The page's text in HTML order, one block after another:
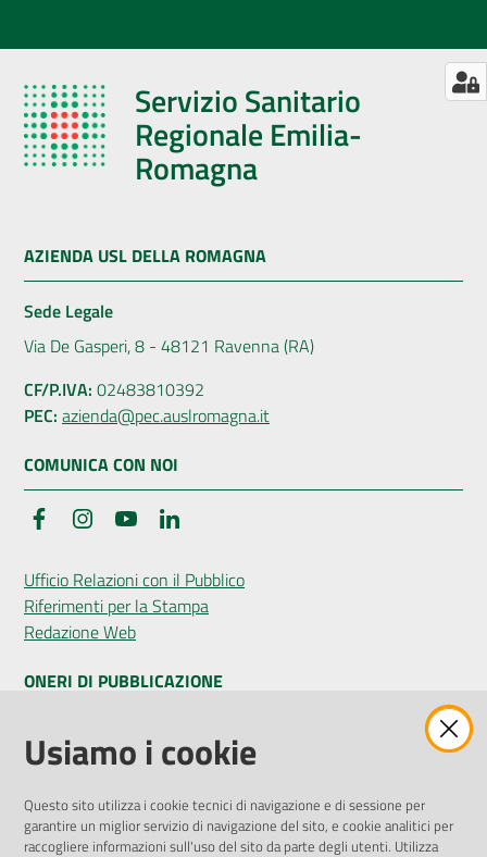
Servizio Sanitario
Regionale Emilia-
Romagna
AZIENDA USL DELLA ROMAGNA
Sede Legale
Via De Gasperi, 8 - 48121 Ravenna (RA)
CF/P.IVA: 02483810392
PEC: azienda@pec.auslromagna.it
COMUNICA CON NOI
FacebookInstagramYouTube
Ufficio Relazioni con il Pubblico
Riferimenti per la Stampa
Redazione Web
ONERI DI PUBBLICAZIONE
Amministrazione Trasparente
Pubblicità legale
Privacy Policy
Attuazione Misure PNRR
Usiamo i cookie
Questo sito utilizza i cookie tecnici di navigazione e di sessione per
garantire un miglior servizio di navigazione del sito, e cookie analitici per
raccogliere informazioni sull'uso del sito da parte degli utenti. Utilizza